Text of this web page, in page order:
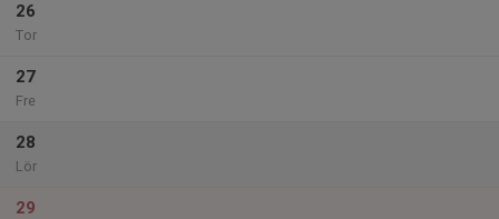
26
Tor
27
Fre
28
Lör
29